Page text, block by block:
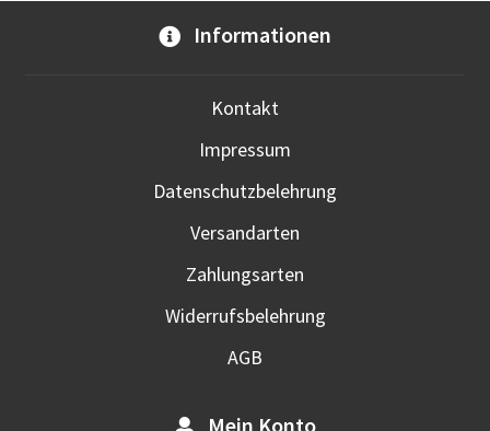
Informationen
Kontakt
Impressum
Datenschutzbelehrung
Versandarten
Zahlungsarten
Widerrufsbelehrung
AGB
Mein Konto